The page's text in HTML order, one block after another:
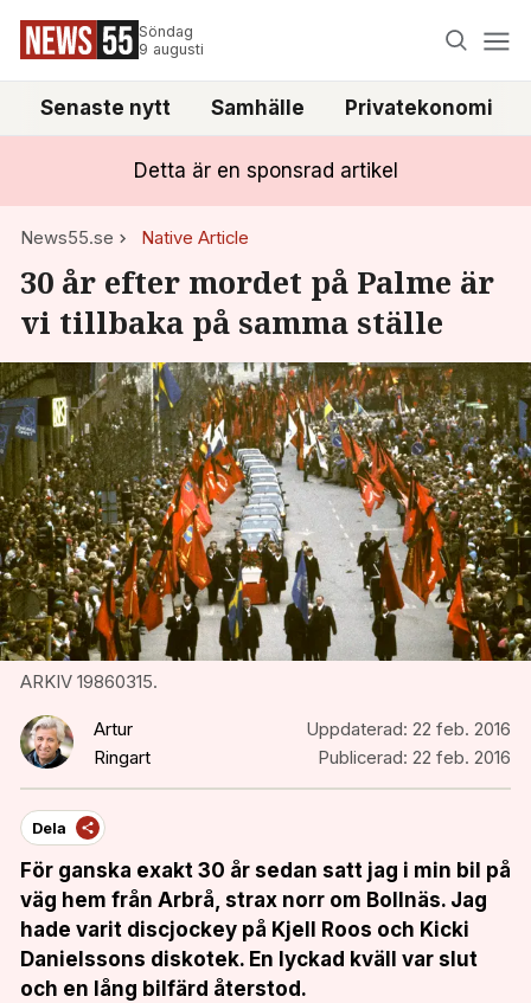
Söndag
9 augusti
Senaste nytt Samhälle Privatekonomi
Detta är en sponsrad artikel
News55.se Native Article
30 år efter mordet på Palme är
vi tillbaka på samma ställe
ARKIV 19860315.
Artur
Ringart
Uppdaterad: 22 feb. 2016
Publicerad: 22 feb. 2016
Dela
För ganska exakt 30 år sedan satt jag i min bil på
väg hem från Arbrå, strax norr om Bollnäs. Jag
hade varit discjockey på Kjell Roos och Kicki
Danielssons diskotek. En lyckad kväll var slut
och en lång bilfärd återstod.